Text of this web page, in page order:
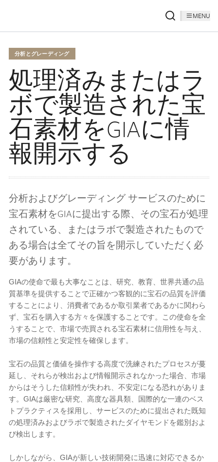
MENU
分析とグレーディング
処理済みまたはラ
ボで製造された宝
石素材をGIAに情
報開示する
分析およびグレーディング サービスのために
宝石素材をGIAに提出する際、その宝石が処理
されている、またはラボで製造されたもので
ある場合は全てその旨を開示していただく必
要があります。
GIAの使命で最も大事なことは、研究、教育、世界共通の品
質基準を提供することで正確かつ客観的に宝石の品質を評価
することにより、消費者であるか取引業者であるかに関わら
ず、宝石を購入する方々を保護することです。この使命を全
うすることで、市場で売買される宝石素材に信用性を与え、
市場の信頼性と安定性を確保します。
宝石の品質と価値を操作する高度で洗練されたプロセスが蔓
延し、それらが検出および情報開示されなかった場合、市場
からはそうした信頼性が失われ、不安定になる恐れがありま
す。GIAは厳密な研究、高度な器具類、国際的な一連のベス
トプラクティスを採用し、サービスのために提出された既知
の処理済みおよびラボで製造されたダイヤモンドを鑑別およ
び検出します。
しかしながら、GIAが新しい技術開発に迅速に対応できるか